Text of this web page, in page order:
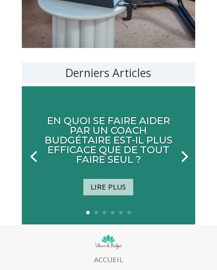
Derniers Articles
EN QUOI SE FAIRE AIDER
PAR UN COACH
BUDGÉTAIRE EST-IL PLUS
EFFICACE QUE DE TOUT
FAIRE SEUL ?
LIRE PLUS
ACCUEIL